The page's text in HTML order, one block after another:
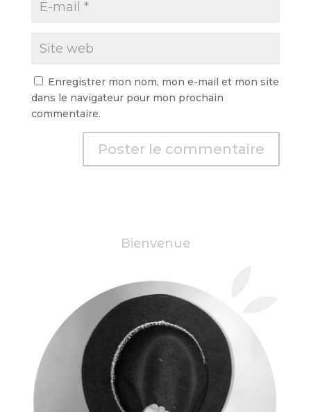
Enregistrer mon nom, mon e-mail et mon site
dans le navigateur pour mon prochain
commentaire.
Bienvenue